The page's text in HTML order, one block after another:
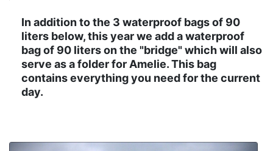
In addition to the 3 waterproof bags of 90
liters below, this year we add a waterproof
bag of 90 liters on the "bridge" which will also
serve as a folder for Amelie. This bag
contains everything you need for the current
day.